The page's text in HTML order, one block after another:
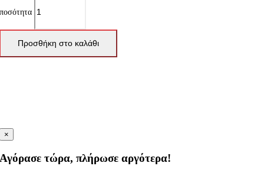
ποσότητα
Προσθήκη στο καλάθι
×
Αγόρασε τώρα, πλήρωσε αργότερα!